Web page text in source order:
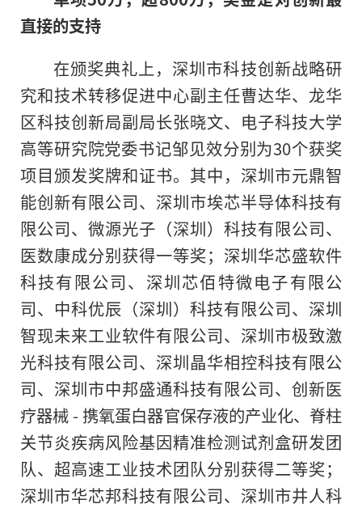
直接的支持
在颁奖典礼上，深圳市科技创新战略研
究和技术转移促进中心副主任曹达华、龙华
区科技创新局副局长张晓文、电子科技大学
高等研究院党委书记邹见效分别为30个获奖
项目颁发奖牌和证书。其中，深圳市元鼎智
能创新有限公司、深圳市埃芯半导体科技有
限公司、微源光子（深圳）科技有限公司、
医数康成分别获得一等奖；深圳华芯盛软件
科技有限公司、深圳芯佰特微电子有限公
司、中科优辰（深圳）科技有限公司、深圳
智现未来工业软件有限公司、深圳市极致激
光科技有限公司、深圳晶华相控科技有限公
司、深圳市中邦盛通科技有限公司、创新医
疗器械 - 携氧蛋白器官保存液的产业化、脊柱
关节炎疾病风险基因精准检测试剂盒研发团
队、超高速工业技术团队分别获得二等奖；
深圳市华芯邦科技有限公司、深圳市井人科